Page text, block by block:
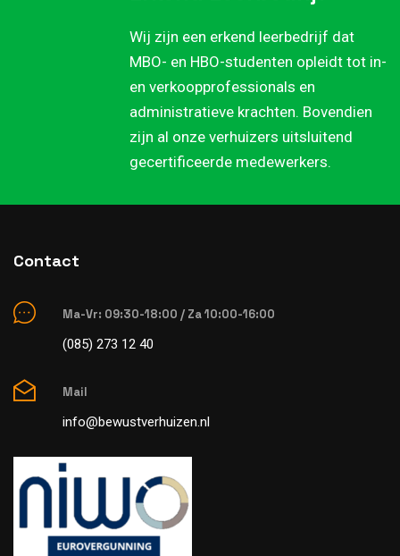
Wij zijn een erkend leerbedrijf dat
MBO- en HBO-studenten opleidt tot in-
en verkoopprofessionals en
administratieve krachten. Bovendien
zijn al onze verhuizers uitsluitend
gecertificeerde medewerkers.
Contact
Ma-Vr: 09:30-18:00 / Za 10:00-16:00
(085) 273 12 40
Mail
info@bewustverhuizen.nl